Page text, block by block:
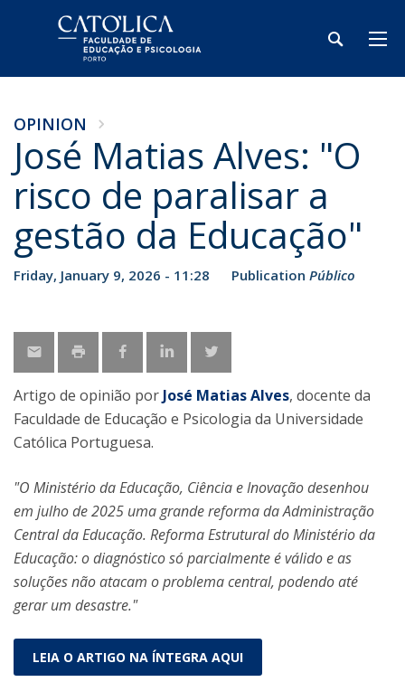
OPINION
José Matias Alves: "O
risco de paralisar a
gestão da Educação"
Friday, January 9, 2026 - 11:28 Publication Público
Artigo de opinião por José Matias Alves, docente da
Faculdade de Educação e Psicologia da Universidade
Católica Portuguesa.
"O Ministério da Educação, Ciência e Inovação desenhou
em julho de 2025 uma grande reforma da Administração
Central da Educação. Reforma Estrutural do Ministério da
Educação: o diagnóstico só parcialmente é válido e as
soluções não atacam o problema central, podendo até
gerar um desastre."
LEIA O ARTIGO NA ÍNTEGRA AQUI